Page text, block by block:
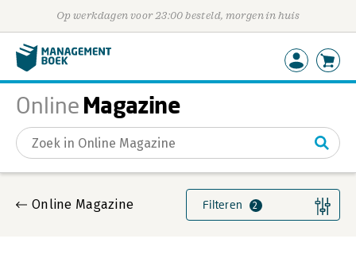
Op werkdagen voor 23:00 besteld, morgen in huis
Online Magazine
Gevonden artikelen
Online Magazine Filteren 2